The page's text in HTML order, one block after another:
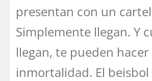
presentan con un
Simplemente llegan. Y
llegan, te pueden hacer
inmortalidad. El beisbol